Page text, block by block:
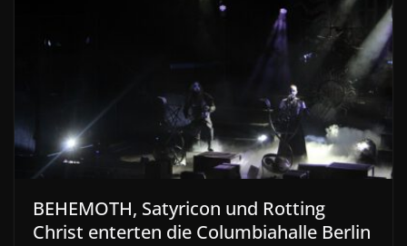
BEHEMOTH, Satyricon und Rotting
Christ enterten die Columbiahalle Berlin